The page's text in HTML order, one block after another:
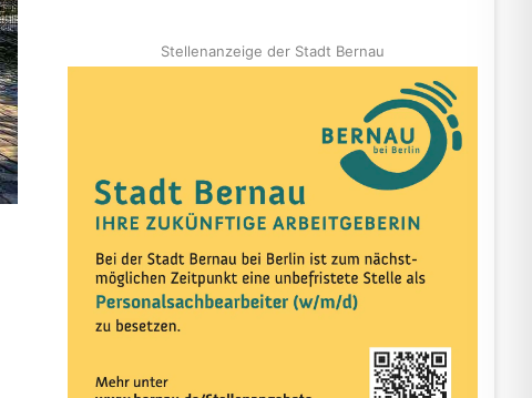
Stellenanzeige der Stadt Bernau